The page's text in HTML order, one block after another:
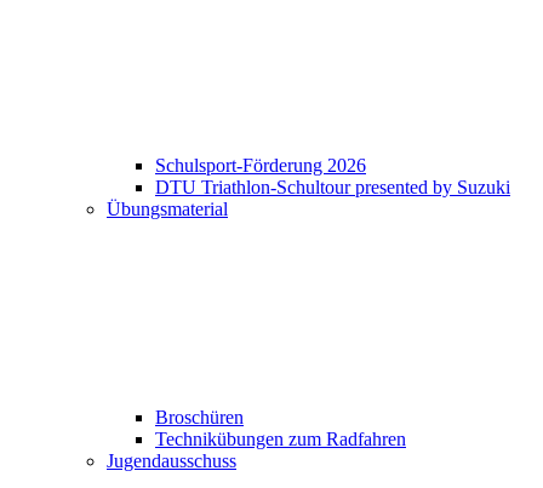
Schulsport-Förderung 2026
DTU Triathlon-Schultour presented by Suzuki
Übungsmaterial
Broschüren
Technikübungen zum Radfahren
Jugendausschuss